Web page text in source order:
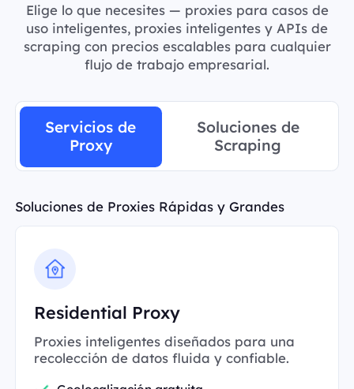
Elige lo que necesites — proxies para casos de
uso inteligentes, proxies inteligentes y APIs de
scraping con precios escalables para cualquier
flujo de trabajo empresarial.
Servicios de
Proxy
Soluciones de
Scraping
Soluciones de Proxies Rápidas y Grandes
Residential Proxy
Proxies inteligentes diseñados para una
recolección de datos fluida y confiable.